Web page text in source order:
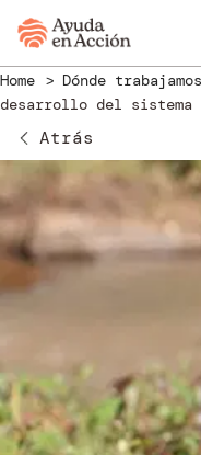
Home Dónde trabajamos
desarrollo del sistema
Atrás